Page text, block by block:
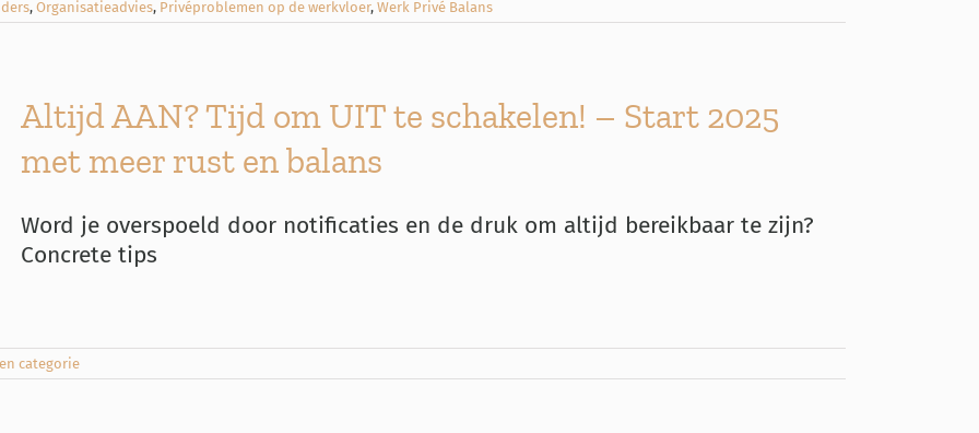
, Organisatieadvies, Privéproblemen op de werkvloer, Werk Privé Balans
Altijd AAN? Tijd om UIT te schakelen! – Start 2025
met meer rust en balans
Word je overspoeld door notificaties en de druk om altijd bereikbaar te zijn?
Concrete tips
categorie